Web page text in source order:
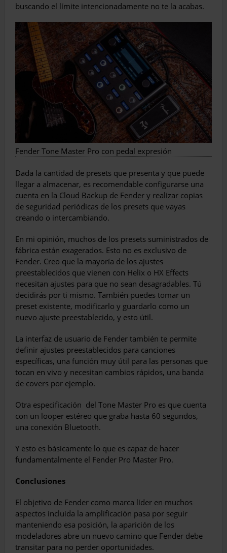
buscando el límite intencionadamente no te la acabas.
Fender Tone Master Pro con pedal expresión
Dada la cantidad de presets que presenta y que puede
llegar a almacenar, es recomendable configurarse una
cuenta en la Cloud Backup de Fender y realizar copias
de seguridad periódicas de los presets que vayas
creando o intercambiando.
En mi opinión, muchos de los presets suministrados de
fábrica están exagerados. Esto no es exclusivo de
Fender. Creo que la mayoría de los ajustes
preestablecidos que vienen con Helix o HX Effects
necesitan ajustes para que no sean desagradables. Tú
decidirás por ti mismo. También puedes tomar un
preset existente, modificarlo y guardarlo como un
nuevo ajuste preestablecido, y esto útil.
La interfaz de usuario de Fender también te permite
definir ajustes preestablecidos para canciones
específicas, una función muy útil para las personas que
tocan en vivo y necesitan cambios rápidos, una banda
de covers por ejemplo.
Otra especificación del Tone Master Pro es que cuenta
con un looper estéreo que graba hasta 60 segundos,
una conexión Bluetooth.
Y esto es básicamente lo que es capaz de hacer
fundamentalmente el Fender Pro Master Pro.
Conclusiones
El objetivo de Fender como marca líder en muchos
aspectos incluida la amplificación pasa por seguir
manteniendo esa posición, la aparición de los
modeladores abre un nuevo camino que Fender debe
transitar para no perder oportunidades.